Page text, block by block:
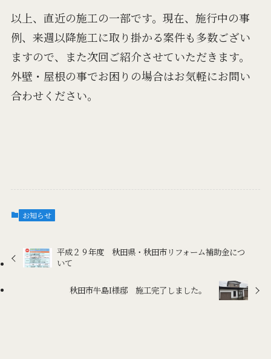
以上、直近の施工の一部です。現在、施行中の事
例、来週以降施工に取り掛かる案件も多数ござい
ますので、また次回ご紹介させていただきます。
外壁・屋根の事でお困りの場合はお気軽にお問い
合わせください。
お知らせ
平成２９年度 秋田県・秋田市リフォーム補助金につ
いて
秋田市牛島I様邸 施工完了しました。